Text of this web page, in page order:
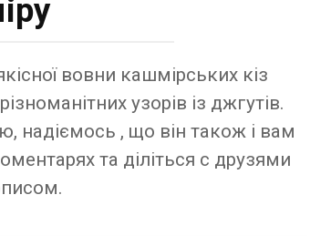
вовни кашмірських кіз
узорів із джгутів.
надіємось , що він також і вам
та діліться с друзями